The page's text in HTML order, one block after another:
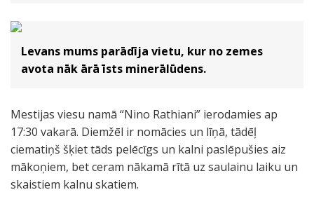
Levans mums parādīja vietu, kur no zemes
avota nāk ārā īsts minerālūdens.
Mestijas viesu namā “Nino Rathiani” ierodamies ap
17:30 vakarā. Diemžēl ir nomācies un līņā, tādēļ
ciematiņš šķiet tāds pelēcīgs un kalni paslēpušies aiz
mākoņiem, bet ceram nākamā rītā uz saulainu laiku un
skaistiem kalnu skatiem.